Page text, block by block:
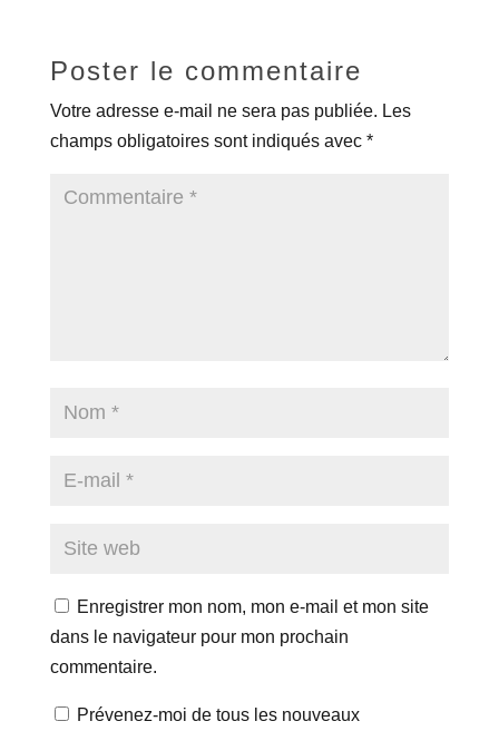
Poster le commentaire
Votre adresse e-mail ne sera pas publiée. Les
champs obligatoires sont indiqués avec *
Enregistrer mon nom, mon e-mail et mon site
dans le navigateur pour mon prochain
commentaire.
Prévenez-moi de tous les nouveaux